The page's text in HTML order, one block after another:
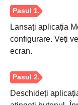
Lansați aplicația
configurare. Veți
ecran.
Deschideți